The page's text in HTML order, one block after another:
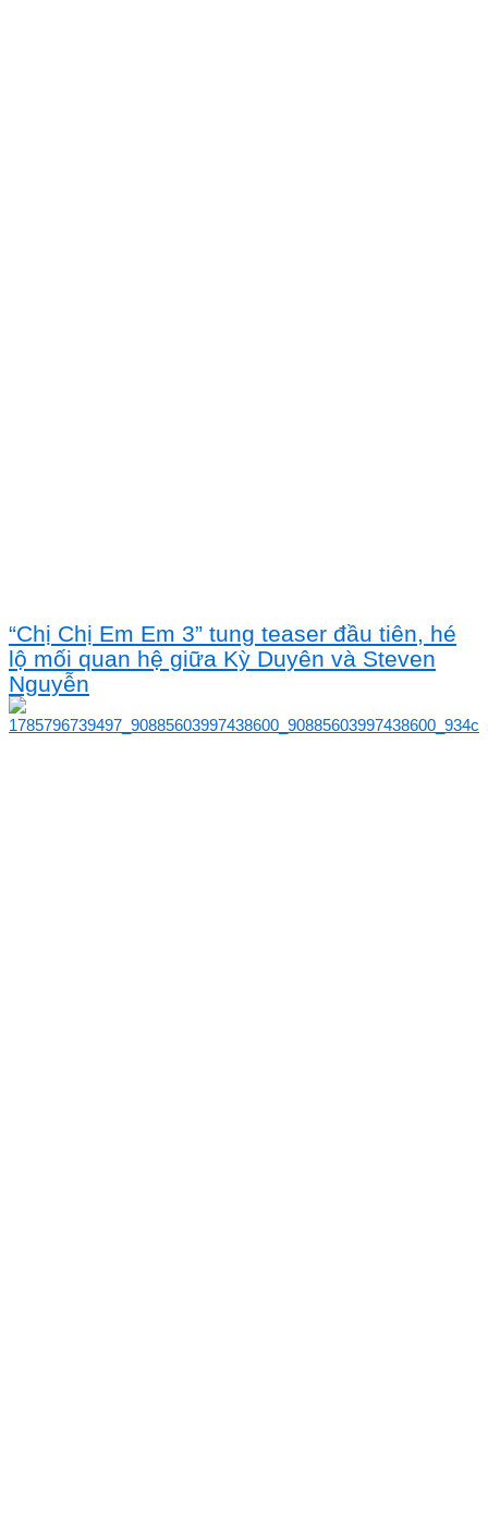
“Chị Chị Em Em 3” tung teaser đầu tiên, hé
lộ mối quan hệ giữa Kỳ Duyên và Steven
Nguyễn